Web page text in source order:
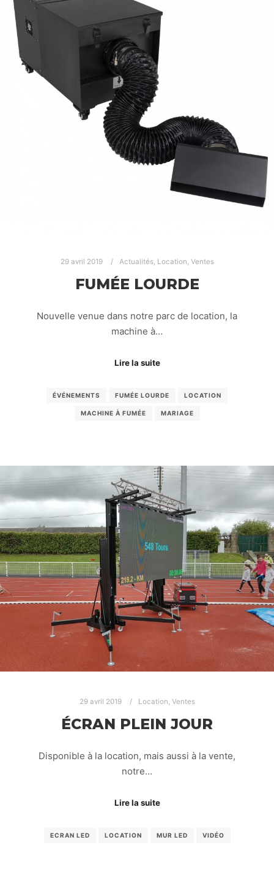
29 avril 2019 Actualités, Location, Ventes
FUMÉE LOURDE
Nouvelle venue dans notre parc de location, la
machine à…
Lire la suite
ÉVÉNEMENTS FUMÉE LOURDE LOCATION
MACHINE À FUMÉE MARIAGE
29 avril 2019 Location, Ventes
ÉCRAN PLEIN JOUR
Disponible à la location, mais aussi à la vente,
notre…
Lire la suite
ECRAN LED LOCATION MUR LED VIDÉO